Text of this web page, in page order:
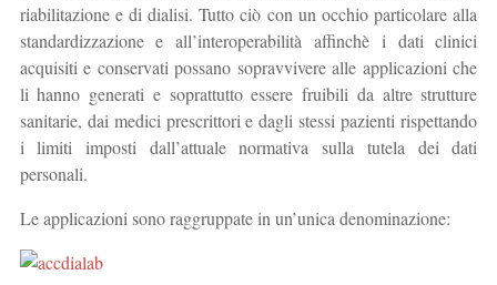
riabilitazione e di dialisi. Tutto ciò con un occhio particolare alla
standardizzazione e all’interoperabilità affinchè i dati clinici
acquisiti e conservati possano sopravvivere alle applicazioni che
li hanno generati e soprattutto essere fruibili da altre strutture
sanitarie, dai medici prescrittori e dagli stessi pazienti rispettando
i limiti imposti dall’attuale normativa sulla tutela dei dati
personali.
Le applicazioni sono raggruppate in un’unica denominazione: